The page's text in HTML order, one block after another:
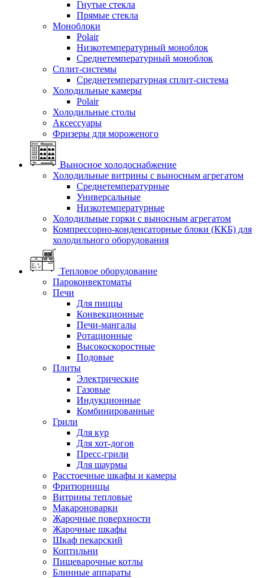
Гнутые стекла
Прямые стекла
Моноблоки
Polair
Низкотемпературный моноблок
Среднетемпературный моноблок
Сплит-системы
Среднетемпературная сплит-система
Холодильные камеры
Polair
Холодильные столы
Аксессуары
Фризеры для мороженого
Выносное холодоснабжение
Холодильные витрины с выносным агрегатом
Среднетемпературные
Универсальные
Низкотемпературные
Холодильные горки с выносным агрегатом
Компрессорно-конденсаторные блоки (ККБ) для
холодильного оборудования
Тепловое оборудование
Пароконвектоматы
Печи
Для пиццы
Конвекционные
Печи-мангалы
Ротационные
Высокоскоростные
Подовые
Плиты
Электрические
Газовые
Индукционные
Комбинированные
Грили
Для кур
Для хот-догов
Пресс-грили
Для шаурмы
Расстоечные шкафы и камеры
Фритюрницы
Витрины тепловые
Макароноварки
Жарочные поверхности
Жарочные шкафы
Шкаф пекарский
Коптильни
Пищеварочные котлы
Блинные аппараты